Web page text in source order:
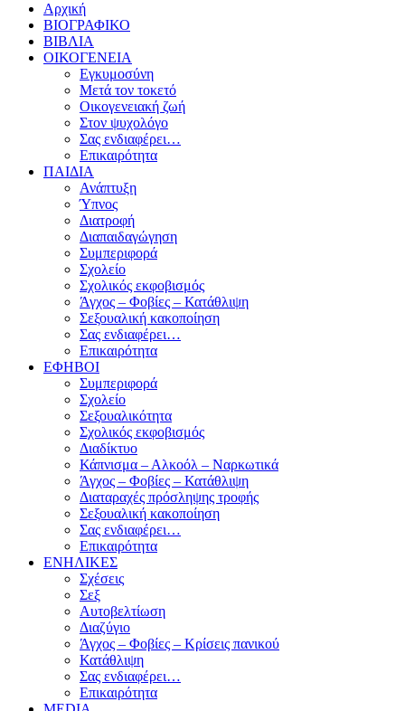
Αρχική
ΒΙΟΓΡΑΦΙΚΟ
ΒΙΒΛΙΑ
ΟΙΚΟΓΕΝΕΙΑ
Εγκυμοσύνη
Μετά τον τοκετό
Οικογενειακή ζωή
Στον ψυχολόγο
Σας ενδιαφέρει…
Επικαιρότητα
ΠΑΙΔΙΑ
Ανάπτυξη
Ύπνος
Διατροφή
Διαπαιδαγώγηση
Συμπεριφορά
Σχολείο
Σχολικός εκφοβισμός
Άγχος – Φοβίες – Κατάθλιψη
Σεξουαλική κακοποίηση
Σας ενδιαφέρει…
Επικαιρότητα
ΕΦΗΒΟΙ
Συμπεριφορά
Σχολείο
Σεξουαλικότητα
Σχολικός εκφοβισμός
Διαδίκτυο
Κάπνισμα – Αλκοόλ – Ναρκωτικά
Άγχος – Φοβίες – Κατάθλιψη
Διαταραχές πρόσληψης τροφής
Σεξουαλική κακοποίηση
Σας ενδιαφέρει…
Επικαιρότητα
ΕΝΗΛΙΚΕΣ
Σχέσεις
Σεξ
Αυτοβελτίωση
Διαζύγιο
Άγχος – Φοβίες – Κρίσεις πανικού
Κατάθλιψη
Σας ενδιαφέρει…
Επικαιρότητα